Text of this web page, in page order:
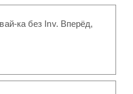
ка без Inv. Вперёд,